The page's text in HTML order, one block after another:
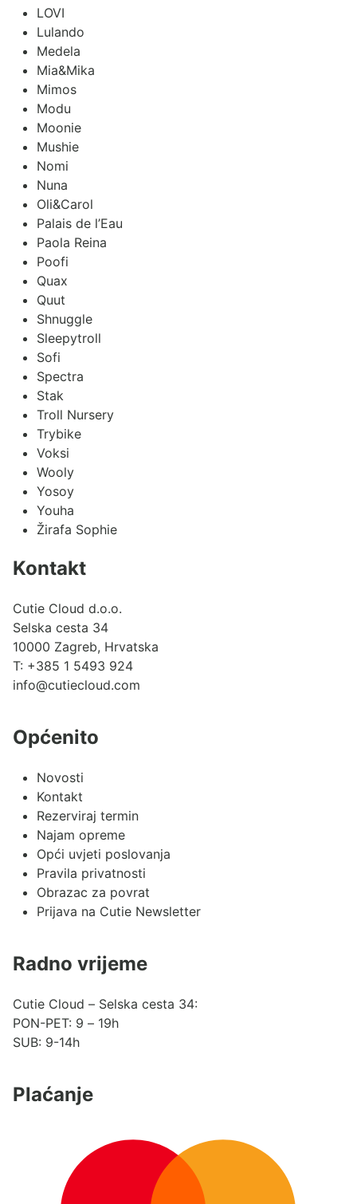
LOVI
Lulando
Medela
Mia&Mika
Mimos
Modu
Moonie
Mushie
Nomi
Nuna
Oli&Carol
Palais de l’Eau
Paola Reina
Poofi
Quax
Quut
Shnuggle
Sleepytroll
Sofi
Spectra
Stak
Troll Nursery
Trybike
Voksi
Wooly
Yosoy
Youha
Žirafa Sophie
Kontakt
Cutie Cloud d.o.o.
Selska cesta 34
10000 Zagreb, Hrvatska
T: +385 1 5493 924
info@cutiecloud.com
Općenito
Novosti
Kontakt
Rezerviraj termin
Najam opreme
Opći uvjeti poslovanja
Pravila privatnosti
Obrazac za povrat
Prijava na Cutie Newsletter
Radno vrijeme
Cutie Cloud – Selska cesta 34:
PON-PET: 9 – 19h
SUB: 9-14h
Plaćanje